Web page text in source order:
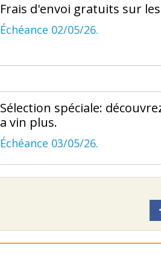
Frais d'envoi gratuits sur
Échéance 02/05/26.
Sélection spéciale:
a vin plus.
Échéance 03/05/26.